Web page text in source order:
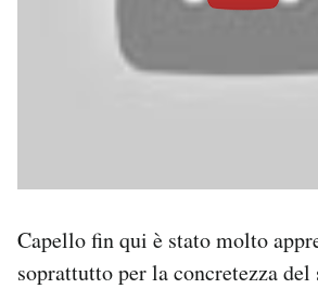
Capello fin qui è stato molto
soprattutto per la concretezza del